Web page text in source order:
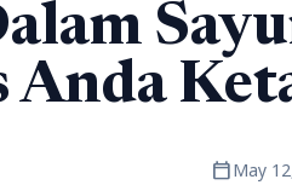
Anda
calendar_todayMay